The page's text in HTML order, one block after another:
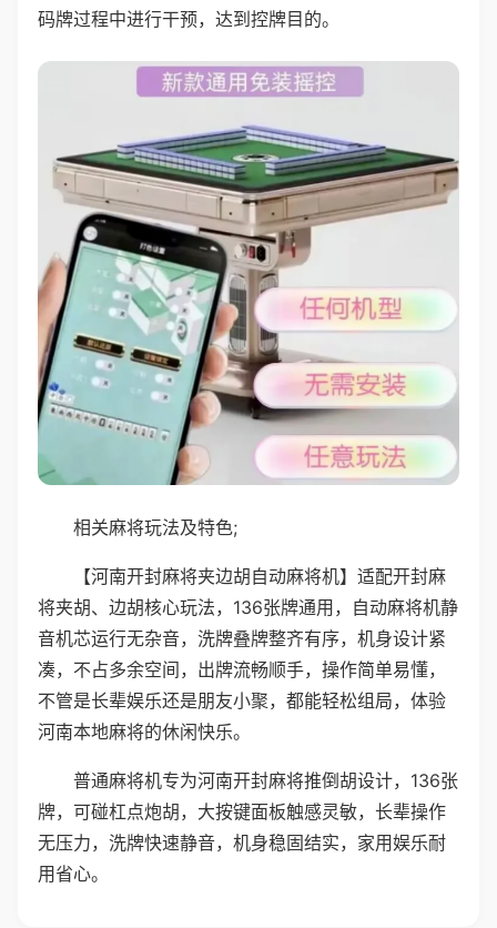
码牌过程中进行干预，达到控牌目的。
相关麻将玩法及特色;
【河南开封麻将夹边胡自动麻将机】适配开封麻
将夹胡、边胡核心玩法，136张牌通用，自动麻将机静
音机芯运行无杂音，洗牌叠牌整齐有序，机身设计紧
凑，不占多余空间，出牌流畅顺手，操作简单易懂，
不管是长辈娱乐还是朋友小聚，都能轻松组局，体验
河南本地麻将的休闲快乐。
普通麻将机专为河南开封麻将推倒胡设计，136张
牌，可碰杠点炮胡，大按键面板触感灵敏，长辈操作
无压力，洗牌快速静音，机身稳固结实，家用娱乐耐
用省心。